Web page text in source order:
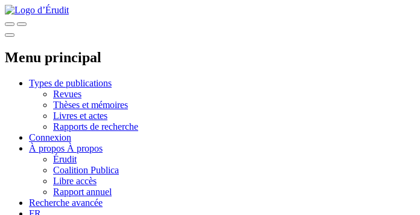
Menu principal
Types de publications
Revues
Thèses et mémoires
Livres et actes
Rapports de recherche
Connexion
À propos À propos
Érudit
Coalition Publica
Libre accès
Rapport annuel
Recherche avancée